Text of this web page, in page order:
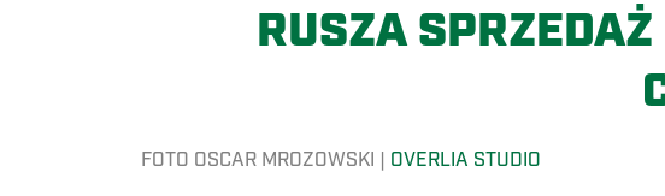
RUSZA
FOTO OSCAR MROZOWSKI | OVERLIA STUDIO